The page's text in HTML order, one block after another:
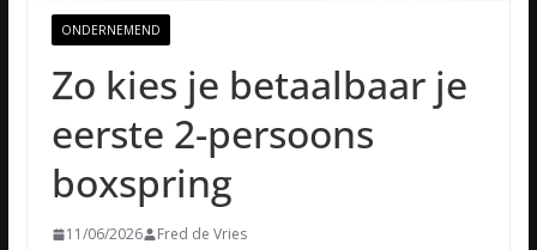
ONDERNEMEND
Zo kies je betaalbaar je
eerste 2-persoons
boxspring
11/06/2026 Fred de Vries